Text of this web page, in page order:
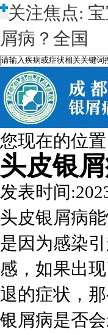
关注焦点:
屑病？全国
您现在的位置
头皮银
发表时间
头皮银屑病
是因为感染
感，如果出
退的症状，
银屑病是否